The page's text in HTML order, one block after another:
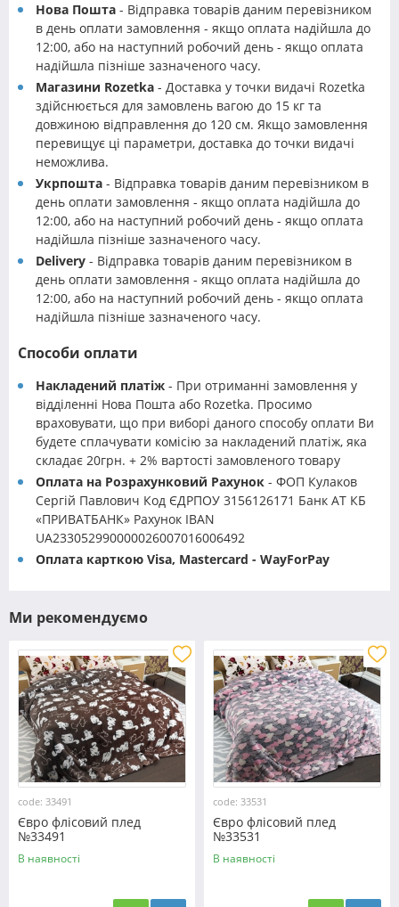
Нова Пошта - Відправка товарів даним перевізником
в день оплати замовлення - якщо оплата надійшла до
12:00, або на наступний робочий день - якщо оплата
надійшла пізніше зазначеного часу.
Магазини Rozetka - Доставка у точки видачі Rozetka
здійснюється для замовлень вагою до 15 кг та
довжиною відправлення до 120 см. Якщо замовлення
перевищує ці параметри, доставка до точки видачі
неможлива.
Укрпошта - Відправка товарів даним перевізником в
день оплати замовлення - якщо оплата надійшла до
12:00, або на наступний робочий день - якщо оплата
надійшла пізніше зазначеного часу.
Delivery - Відправка товарів даним перевізником в
день оплати замовлення - якщо оплата надійшла до
12:00, або на наступний робочий день - якщо оплата
надійшла пізніше зазначеного часу.
Способи оплати
Накладений платіж - При отриманні замовлення у
відділенні Нова Пошта або Rozetka. Просимо
враховувати, що при виборі даного способу оплати Ви
будете сплачувати комісію за накладений платіж, яка
складає 20грн. + 2% вартості замовленого товару
Оплата на Розрахунковий Рахунок - ФОП Кулаков
Сергій Павлович Код ЄДРПОУ 3156126171 Банк АТ КБ
«ПРИВАТБАНК» Рахунок IBAN
UA233052990000026007016006492
Оплата карткою Visa, Mastercard - WayForPay
Ми рекомендуємо
code: 33491
Євро флісовий плед
№33491
В наявності
code: 33531
Євро флісовий плед
№33531
В наявності